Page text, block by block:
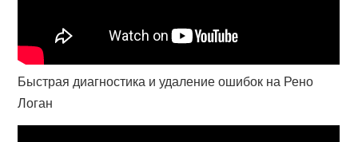
Быстрая диагностика и удаление ошибок на Рено
Логан